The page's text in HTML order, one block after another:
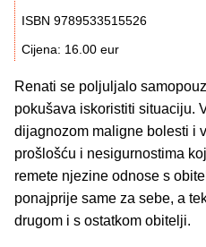
ISBN 9789533515526
Cijena: 16.00 eur
Renati se poljuljalo
pokušava iskoristiti situaciju.
dijagnozom maligne bolesti i
prošlošću i nesigurnostima
remete njezine odnose s
ponajprije same za sebe, a
drugom i s ostatkom obitelji.